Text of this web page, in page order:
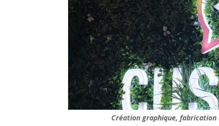
Création graphique, fabrication